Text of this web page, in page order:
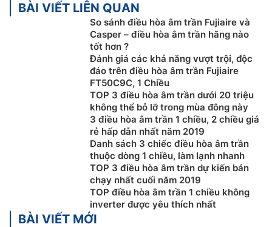
BÀI VIẾT LIÊN QUAN
So sánh điều hòa âm trần Fujiaire và
Casper – điều hòa âm trần hãng nào
tốt hơn ?
Đánh giá các khả năng vượt trội, độc
đáo trên điều hòa âm trần Fujiaire
FT50C9C, 1 Chiều
TOP 3 điều hòa âm trần dưới 20 triệu
không thể bỏ lỡ trong mùa đông này
3 điều hòa âm trần 1 chiều, 2 chiều giá
rẻ hấp dẫn nhất năm 2019
Danh sách 3 chiếc điều hòa âm trần
thuộc dòng 1 chiều, làm lạnh nhanh
TOP 3 điều hòa âm trần dự kiến bán
chạy nhất cuối năm 2019
TOP điều hòa âm trần 1 chiều không
inverter được yêu thích nhất
BÀI VIẾT MỚI